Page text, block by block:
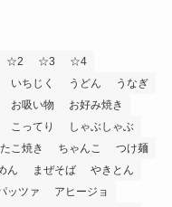
☆2 ☆3
☆4
いちじく うどん
うなぎ
お吸い物
お好み焼き
こってり
しゃぶしゃぶ
たこ焼き ちゃんこ
つけ麺
ん まぜそば
やきとん
ッツァ
アヒージョ